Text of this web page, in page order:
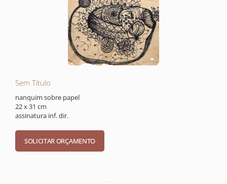
Sem Título
nanquim sobre papel
22 x 31 cm
assinatura inf. dir.